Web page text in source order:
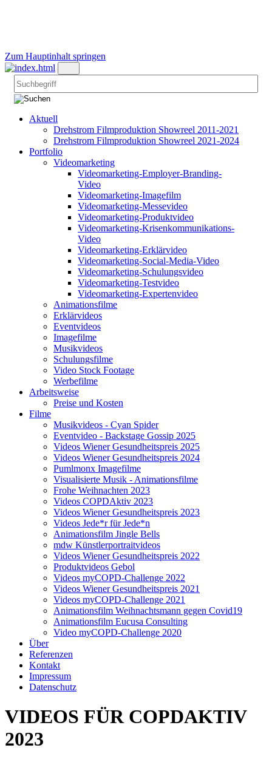
Zum Hauptinhalt springen
Aktuell
Drehstrom Filmproduktion Showreel 2011-2021
Drehstrom Filmproduktion Showreel 2021-2024
Portfolio
Videomarketing
Videomarketing-Employer-Branding-
Video
Videomarketing-Imagefilm
Videomarketing-Messevideo
Videomarketing-Produktvideo
Videomarketing-Krisenkommunikations-
Video
Videomarketing-Erklärvideo
Videomarketing-Social-Media-Video
Videomarketing-Schulungsvideo
Videomarketing-Testvideo
Videomarketing-Expertenvideo
Animationsfilme
Erklärvideos
Eventvideos
Imagefilme
Musikvideos
Schulungsfilme
Video Stock Footage
Werbefilme
Arbeitsweise
Preise und Kosten
Filme
Musikvideos - Cyan Spider
Eventvideo - Backstage Gossip 2025
Videos Wiener Gesundheitspreis 2025
Videos Wiener Gesundheitspreis 2024
Pumlmonx Imagefilme
Visualisierte Musik - Animationsfilme
Frohe Weihnachten 2023
Videos COPDAktiv 2023
Videos Wiener Gesundheitspreis 2023
Videos Jede*r für Jede*n
Animationsfilm Jingle Bells
mdw Künstlerportraitvideos
Videos Wiener Gesundheitspreis 2022
Produktvideos Gebol
Videos myCOPD-Challenge 2022
Videos Wiener Gesundheitspreis 2021
Videos myCOPD-Challenge 2021
Animationsfilm Weihnachtsmann gegen Covid19
Animationsfilm Eucusa Consulting
Video myCOPD-Challenge 2020
Über
Referenzen
Kontakt
Impressum
Datenschutz
VIDEOS FÜR COPDAKTIV
2023